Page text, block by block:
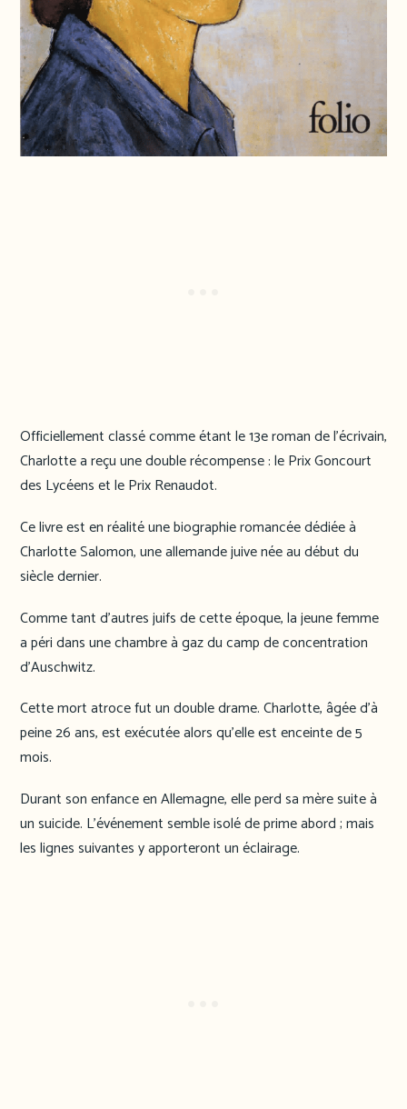
Officiellement classé comme étant le 13e roman de l’écrivain,
Charlotte a reçu une double récompense : le Prix Goncourt
des Lycéens et le Prix Renaudot.
Ce livre est en réalité une biographie romancée dédiée à
Charlotte Salomon, une allemande juive née au début du
siècle dernier.
Comme tant d’autres juifs de cette époque, la jeune femme
a péri dans une chambre à gaz du camp de concentration
d’Auschwitz.
Cette mort atroce fut un double drame. Charlotte, âgée d’à
peine 26 ans, est exécutée alors qu’elle est enceinte de 5
mois.
Durant son enfance en Allemagne, elle perd sa mère suite à
un suicide. L’événement semble isolé de prime abord ; mais
les lignes suivantes y apporteront un éclairage.